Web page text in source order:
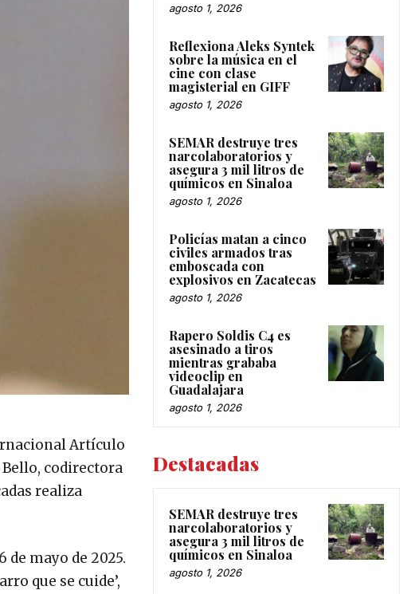
Artículo
Bello, codirectora
realiza
mayo de 2025.
que se cuide’,
agosto 1, 2026
Reflexiona Aleks Syntek
sobre la música en el
cine con clase
magisterial en GIFF
agosto 1, 2026
SEMAR destruye tres
narcolaboratorios y
asegura 3 mil litros de
químicos en Sinaloa
agosto 1, 2026
Policías matan a cinco
civiles armados tras
emboscada con
explosivos en Zacatecas
agosto 1, 2026
Rapero Soldis C4 es
asesinado a tiros
mientras grababa
videoclip en
Guadalajara
agosto 1, 2026
Destacadas
SEMAR destruye tres
narcolaboratorios y
asegura 3 mil litros de
químicos en Sinaloa
agosto 1, 2026